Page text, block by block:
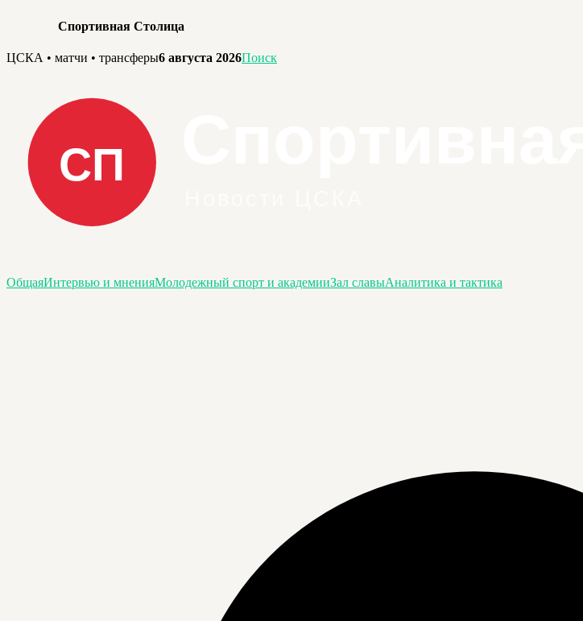
Спортивная Столица
Перейти
содержимому
ЦСКА • матчи • трансферы6 августа 2026Поиск
ОбщаяИнтервью и мненияМолодежный спорт и академииЗал славыАналитика и тактика